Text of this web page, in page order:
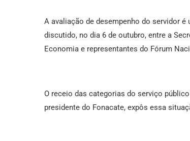
A avaliação de desempenho do servidor
discutido, no dia 6 de outubro, entre a
Economia e representantes do Fórum
O receio das categorias do serviço
presidente do Fonacate, expôs essa